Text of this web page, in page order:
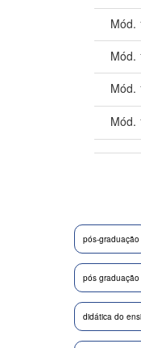
Mód.
Mód.
Mód.
Mód.
pós-graduação
pós
didática do